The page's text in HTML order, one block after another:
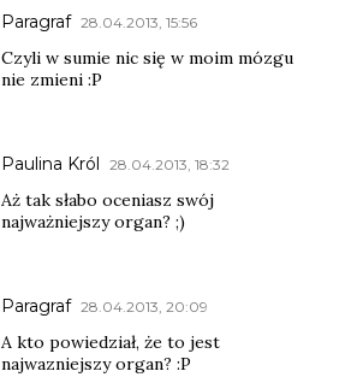
Paragraf 28.04.2013, 15:56
Czyli w sumie nic się w moim mózgu
nie zmieni :P
Paulina Król 28.04.2013, 18:32
Aż tak słabo oceniasz swój
najważniejszy organ? ;)
Paragraf 28.04.2013, 20:09
A kto powiedział, że to jest
najwazniejszy organ? :P